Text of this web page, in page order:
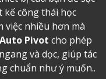
kế công thái học
việc nhiều hơn mà
Auto Pivot cho phép
và dọc, giúp tác
chuẩn như ý muốn..